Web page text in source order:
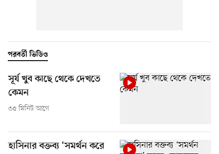
পরবর্তী ভিডিও
সূর্য খুব কাছে থেকে দেখতে
কেমন
৩৫ মিনিট আগে
হাসিনার বক্তব্য ‘সমর্থন করে